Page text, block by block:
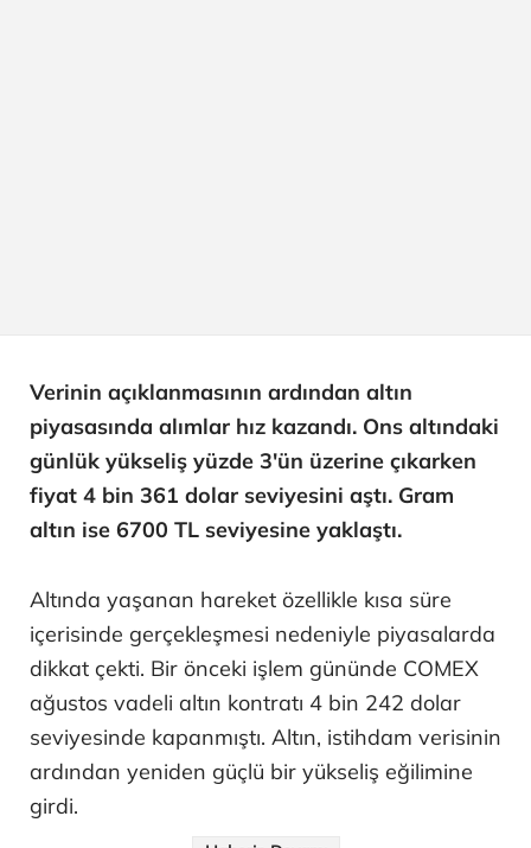
Verinin açıklanmasının ardından altın
piyasasında alımlar hız kazandı. Ons altındaki
günlük yükseliş yüzde 3'ün üzerine çıkarken
fiyat 4 bin 361 dolar seviyesini aştı. Gram
altın ise 6700 TL seviyesine yaklaştı.
Altında yaşanan hareket özellikle kısa süre
içerisinde gerçekleşmesi nedeniyle piyasalarda
dikkat çekti. Bir önceki işlem gününde COMEX
ağustos vadeli altın kontratı 4 bin 242 dolar
seviyesinde kapanmıştı. Altın, istihdam verisinin
ardından yeniden güçlü bir yükseliş eğilimine
girdi.